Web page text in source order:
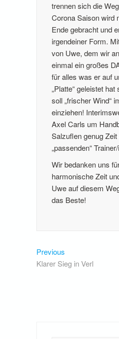
trennen sich die
Corona Saison wird
Ende gebracht und
irgendeiner Form.
von Uwe, dem wir
einmal ein großes
für alles was er auf
„Platte“ geleistet
soll „frischer Wind“
einziehen!
Axel Carls um
Salzuflen genug
„passenden“
Wir bedanken uns
harmonische Zeit
Uwe auf diesem
das Beste!
Previous
post:
Klarer Sieg in Verl